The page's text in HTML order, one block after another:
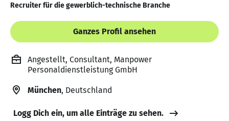
Recruiter für die gewerblich-technische Branche
Ganzes Profil ansehen
Angestellt, Consultant, Manpower
Personaldienstleistung GmbH
München, Deutschland
Logg Dich ein, um alle Einträge zu sehen.